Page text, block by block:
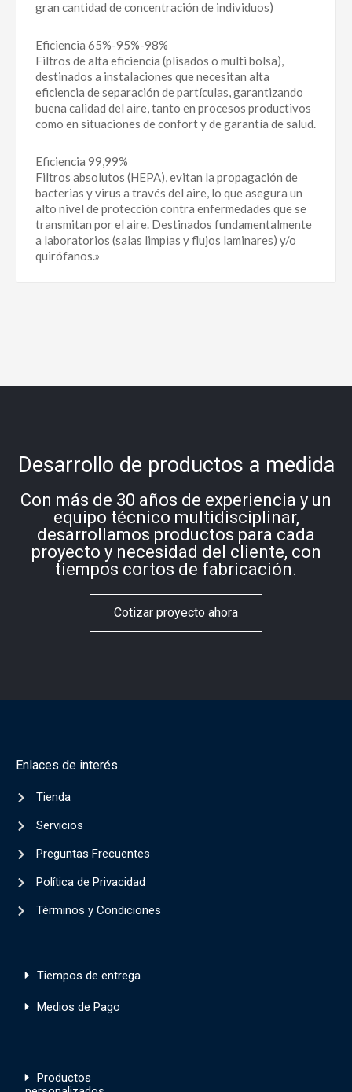
gran cantidad de concentración de individuos)
Eficiencia 65%-95%-98%
Filtros de alta eficiencia (plisados o multi bolsa),
destinados a instalaciones que necesitan alta
eficiencia de separación de partículas, garantizando
buena calidad del aire, tanto en procesos productivos
como en situaciones de confort y de garantía de salud.
Eficiencia 99,99%
Filtros absolutos (HEPA), evitan la propagación de
bacterias y virus a través del aire, lo que asegura un
alto nivel de protección contra enfermedades que se
transmitan por el aire. Destinados fundamentalmente
a laboratorios (salas limpias y flujos laminares) y/o
quirófanos.»
Desarrollo de productos a medida
Con más de 30 años de experiencia y un
equipo técnico multidisciplinar,
desarrollamos productos para cada
proyecto y necesidad del cliente, con
tiempos cortos de fabricación.
Cotizar proyecto ahora
Enlaces de interés
Tienda
Servicios
Preguntas Frecuentes
Política de Privacidad
Términos y Condiciones
Tiempos de entrega
Medios de Pago
Productos